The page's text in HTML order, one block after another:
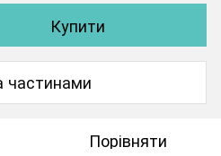
Купити
частинами
Порівняти